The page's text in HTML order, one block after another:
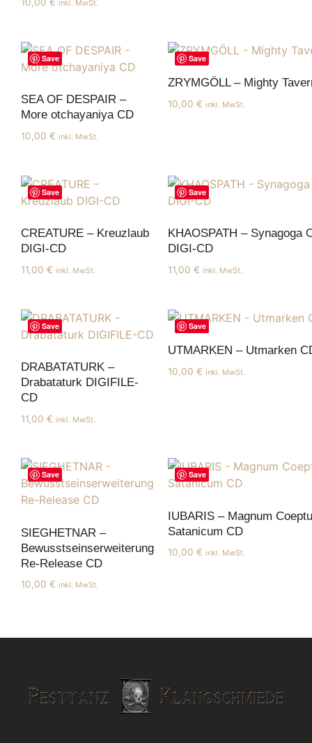
inkl. MwSt.
Save
SEA OF DESPAIR –
More otchayaniya CD
10,00 € inkl. MwSt.
Save
ZRYMGÖLL – Mighty
10,00 € inkl. MwSt.
Save
CREATURE – Kreuzlaub
DIGI-CD
11,00 € inkl. MwSt.
Save
KHAOSPATH – Synagoga
DIGI-CD
11,00 € inkl. MwSt.
Save
DRABATATURK –
Drabataturk DIGIFILE-
CD
11,00 € inkl. MwSt.
Save
UTMARKEN – Utmarken
10,00 € inkl. MwSt.
Save
SIEGHETNAR –
Bewusstseinserweiterung
Re-Release CD
10,00 € inkl. MwSt.
Save
IUBARIS – Magnum
Satanicum CD
10,00 € inkl. MwSt.